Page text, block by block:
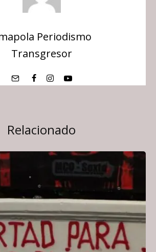
Periodismo
Transgresor
Relacionado